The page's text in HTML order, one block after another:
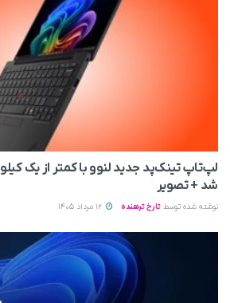
لپ‌تاپ تینک‌پد جدید لنوو با کمتر از یک کیلو
شد + تصویر
نوشته شده توسط تارخ ترهنده